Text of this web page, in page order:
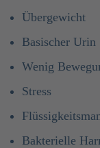
Übergewicht
Basischer Urin
Wenig
Stress
Bakterielle